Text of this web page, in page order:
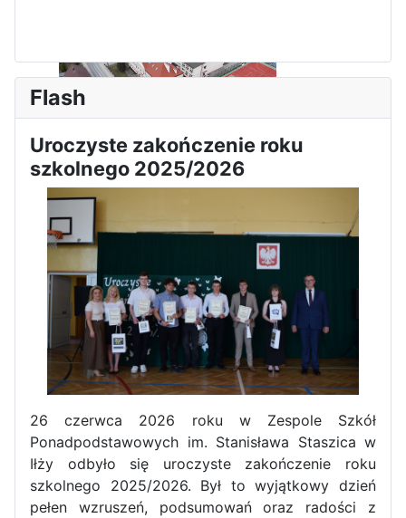
Informatycy zapraszają do
Staszica w Iłży!
Zakończenie roku maturzystów
Flash
Uroczyste zakończenie roku
szkolnego 2025/2026
26 czerwca 2026 roku w Zespole Szkół
Ponadpodstawowych im. Stanisława Staszica w
Iłży odbyło się uroczyste zakończenie roku
szkolnego 2025/2026. Był to wyjątkowy dzień
pełen wzruszeń, podsumowań oraz radości z